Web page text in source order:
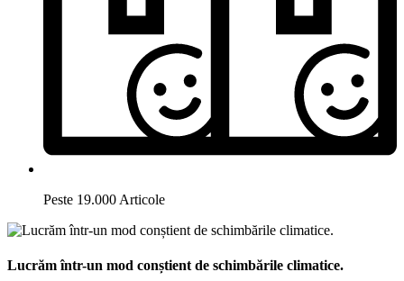
Peste 19.000 Articole
Lucrăm într-un mod conștient de schimbările climatice.